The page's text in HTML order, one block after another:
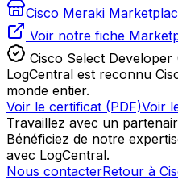
Cisco Meraki
Voir notre fiche
Cisco Select Developer
LogCentral est reconnu
monde entier.
Voir le certificat (PDF)Voir
Travaillez avec un
Bénéficiez de notre
avec LogCentral.
Nous contacterRetour à